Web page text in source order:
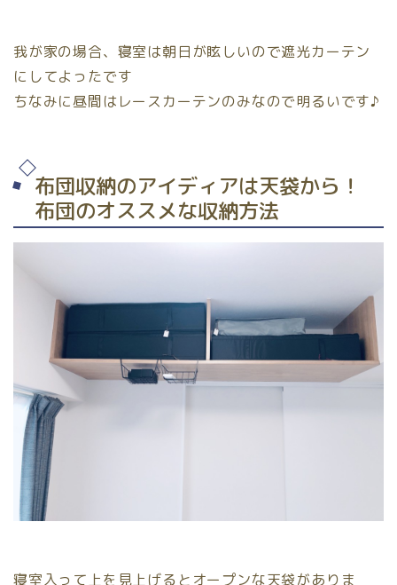
我が家の場合、寝室は朝日が眩しいので遮光カーテン
にしてよったです
ちなみに昼間はレースカーテンのみなので明るいです♪
布団収納のアイディアは天袋から！
布団のオススメな収納方法
寝室入って上を見上げると オープンな天袋がありま